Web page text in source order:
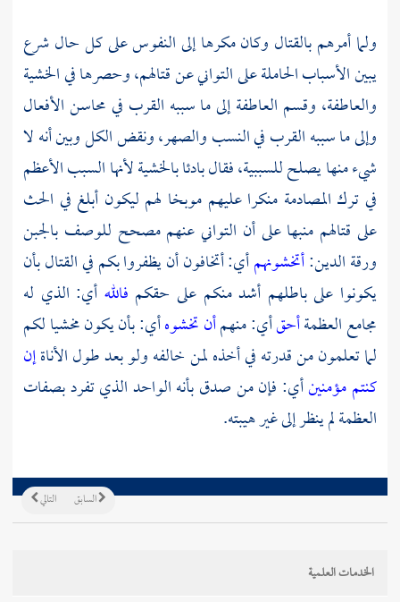
ولما أمرهم بالقتال وكان مكرها إلى النفوس على كل حال شرع
يبين الأسباب الحاملة على التواني عن قتالهم، وحصرها في الخشية
والعاطفة، وقسم العاطفة إلى ما سببه القرب في محاسن الأفعال
وإلى ما سببه القرب في النسب والصهر، ونقض الكل وبين أنه لا
شيء منها يصلح للسببية، فقال بادئا بالخشية لأنها السبب الأعظم
في ترك المصادمة منكرا عليهم موبخا لهم ليكون أبلغ في الحث
على قتالهم منبها على أن التواني عنهم مصحح للوصف بالجبن
ورقة الدين:أتخشونهمأي: أتخافون أن يظفروا بكم في القتال بأن
يكونوا على باطلهم أشد منكم على حقكم فالله أي: الذي له
مجامع العظمةأحقأي: منهمأن تخشوهأي: بأن يكون مخشيا لكم
لما تعلمون من قدرته في أخذه لمن خالفه ولو بعد طول الأناةإن
كنتم مؤمنينأي: فإن من صدق بأنه الواحد الذي تفرد بصفات
العظمة لم ينظر إلى غير هيبته.
التالي السابق
الخدمات العلمية